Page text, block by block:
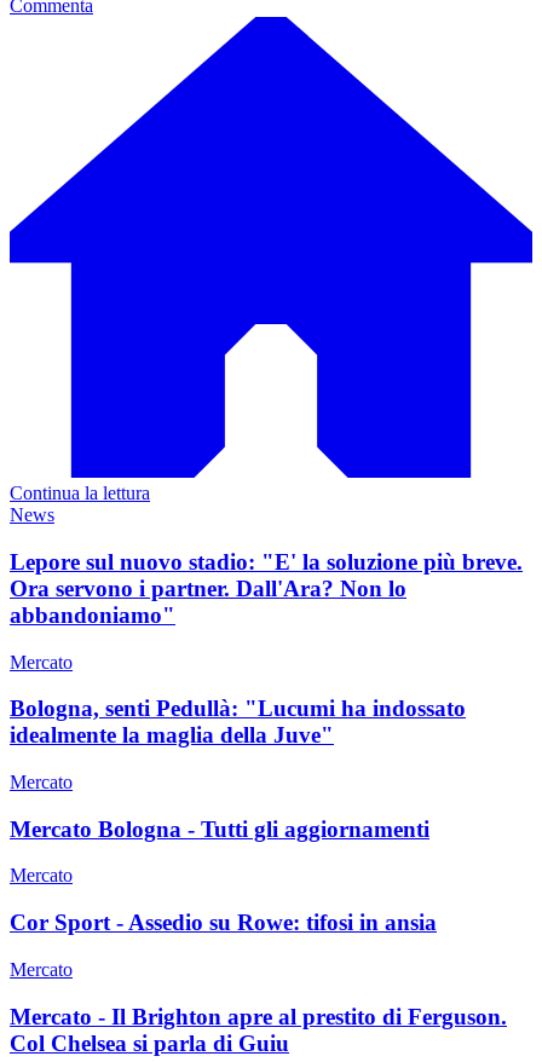
Commenta
Continua la lettura
News
Lepore sul nuovo stadio: "E' la soluzione più breve.
Ora servono i partner. Dall'Ara? Non lo
abbandoniamo"
Mercato
Bologna, senti Pedullà: "Lucumi ha indossato
idealmente la maglia della Juve"
Mercato
Mercato Bologna - Tutti gli aggiornamenti
Mercato
Cor Sport - Assedio su Rowe: tifosi in ansia
Mercato
Mercato - Il Brighton apre al prestito di Ferguson.
Col Chelsea si parla di Guiu